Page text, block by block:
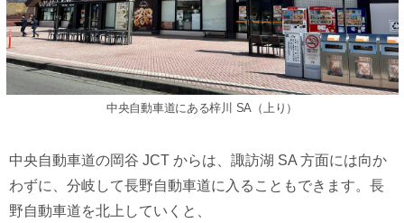
中央⾃動⾞道にある梓川 SA（上り）
中央⾃動⾞道の岡⾕ JCT からは、諏訪湖 SA ⽅⾯には向か
わずに、分岐して⻑野⾃動⾞道に⼊ることもできます。⻑
野⾃動⾞道を北上していくと、